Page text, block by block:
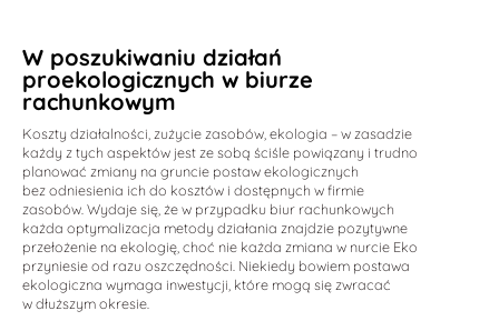
W poszukiwaniu działań
proekologicznych w biurze
rachunkowym
Koszty działalności, zużycie zasobów, ekologia – w zasadzie
każdy z tych aspektów jest ze sobą ściśle powiązany i trudno
planować zmiany na gruncie postaw ekologicznych
bez odniesienia ich do kosztów i dostępnych w firmie
zasobów. Wydaje się, że w przypadku biur rachunkowych
każda optymalizacja metody działania znajdzie pozytywne
przełożenie na ekologię, choć nie każda zmiana w nurcie Eko
przyniesie od razu oszczędności. Niekiedy bowiem postawa
ekologiczna wymaga inwestycji, które mogą się zwracać
w dłuższym okresie.